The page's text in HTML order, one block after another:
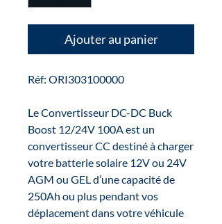
Ajouter au panier
Réf: ORI303100000
Le Convertisseur DC-DC Buck
Boost 12/24V 100A est un
convertisseur CC destiné à charger
votre batterie solaire 12V ou 24V
AGM ou GEL d’une capacité de
250Ah ou plus pendant vos
déplacement dans votre véhicule